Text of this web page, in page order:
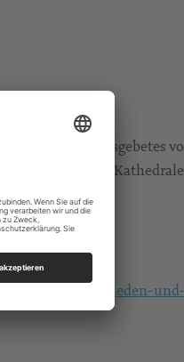
des Versöhnungsgebetes
zerstörten
gebet-fur-frieden-